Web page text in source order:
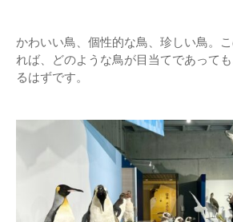
かわいい鳥、個性的な鳥、珍しい鳥。
れば、どのような鳥が目当てであって
るはずです。